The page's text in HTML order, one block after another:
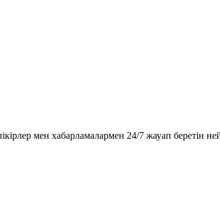
мен хабарламалармен 24/7 жауап беретін